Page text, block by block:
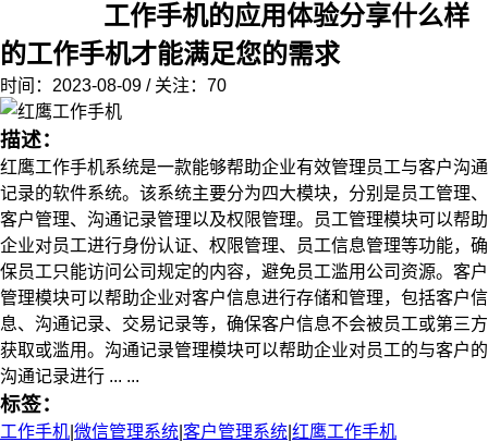
工作手机的应用体验分享什么样
的工作手机才能满足您的需求
时间：2023-08-09 / 关注：70
描述：
红鹰工作手机系统是一款能够帮助企业有效管理员工与客户沟通
记录的软件系统。该系统主要分为四大模块，分别是员工管理、
客户管理、沟通记录管理以及权限管理。员工管理模块可以帮助
企业对员工进行身份认证、权限管理、员工信息管理等功能，确
保员工只能访问公司规定的内容，避免员工滥用公司资源。客户
管理模块可以帮助企业对客户信息进行存储和管理，包括客户信
息、沟通记录、交易记录等，确保客户信息不会被员工或第三方
获取或滥用。沟通记录管理模块可以帮助企业对员工的与客户的
沟通记录进行 ... ...
标签：
工作手机 微信管理系统 客户管理系统 红鹰工作手机